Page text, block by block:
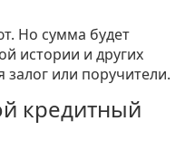
Но сумма будет
истории и других
залог или поручители.
кредитный